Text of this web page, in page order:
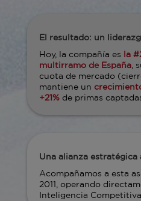
El resultado: un
Hoy, la compañía es la
multirramo de España,
cuota de mercado
mantiene un
+21% de primas
Una alianza estratégica
Acompañamos a esta
2011, operando
Inteligencia Competitiva.